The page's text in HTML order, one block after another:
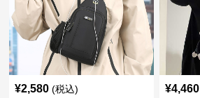
¥2,580 (税込) ¥4,460